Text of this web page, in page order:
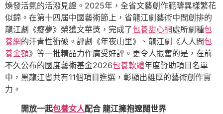
煥發活氣的活潑見證。2025年，全省文藝創作範疇異樣繁花
似錦。在第十四屆中國藝術節上，省龍江劇藝術中間創排的
龍江劇《癡夢》榮獲文華獎，完成了包養甜心網處所劇種包
養網的汗青性衝破。評劇《年夜山里》、龍江劇《人人間包
養金額》等一批精品力作廣受好評。更令人振奮的是，在前
不久公布的國度藝術基金2026包養軟體年度贊助項目名單
中，黑龍江省共有11個項目進選，彰顯出雄厚的藝術創作實
力。
開放一起包養女人配合 龍江擁抱遼闊世界